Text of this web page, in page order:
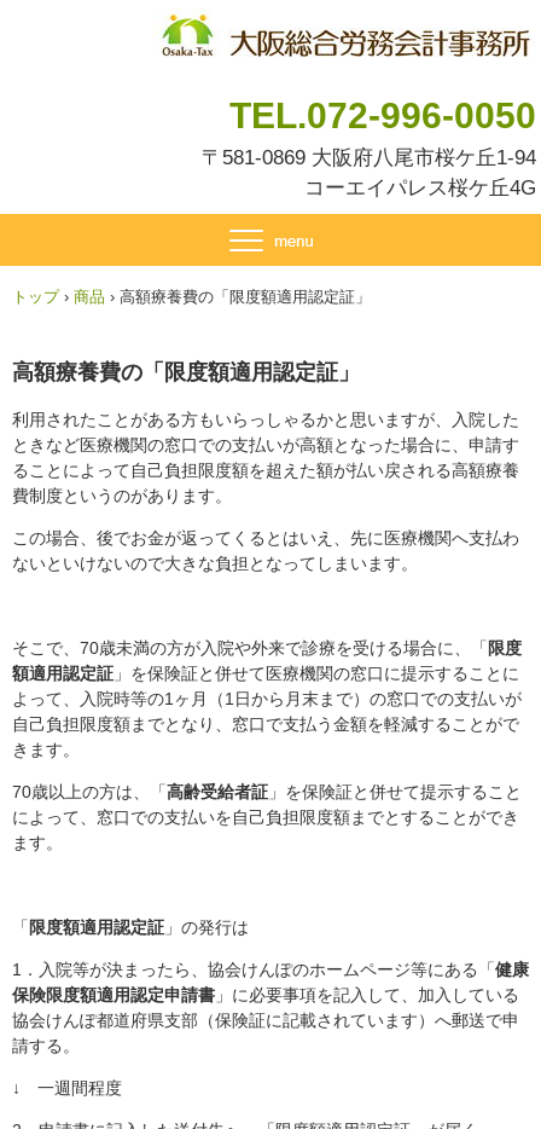
TEL.072-996-0050
〒581-0869 大阪府八尾市桜ケ丘1-94
コーエイパレス桜ケ丘4G
トップ › 商品 › 高額療養費の「限度額適用認定証」
高額療養費の「限度額適用認定証」
利用されたことがある方もいらっしゃるかと思いますが、入院した
ときなど医療機関の窓口での支払いが高額となった場合に、申請す
ることによって自己負担限度額を超えた額が払い戻される高額療養
費制度というのがあります。
この場合、後でお金が返ってくるとはいえ、先に医療機関へ支払わ
ないといけないので大きな負担となってしまいます。
そこで、70歳未満の方が入院や外来で診療を受ける場合に、「 限度
額適用認定証 」を保険証と併せて医療機関の窓口に提示することに
よって、入院時等の1ヶ月（1日から月末まで）の窓口での支払いが
自己負担限度額までとなり、窓口で支払う金額を軽減することがで
きます。
70歳以上の方は、「高齢受給者証 」を保険証と併せて提示すること
によって、窓口での支払いを自己負担限度額までとすることができ
ます。
「 限度額適用認定証 」の発行は
1．入院等が決まったら、協会けんぽのホームページ等にある「健康
保険限度額適用認定申請書 」に必要事項を記入して、加入している
協会けんぽ都道府県支部（保険証に記載されています）へ郵送で申
請する。
↓ 一週間程度